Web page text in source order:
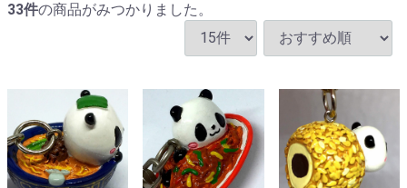
33件の商品がみつかりました。